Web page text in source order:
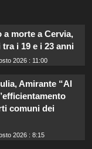
a morte a Cervia,
i 19 e i 23 anni
2026 : 11:00
Amirante “Al
comuni dei
2026 : 8:15